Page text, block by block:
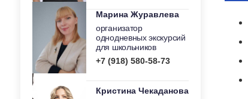
Марина Журавлева
организатор
однодневных экскурсий
для школьников
+7 (918) 580-58-73
Кристина Чекаданова